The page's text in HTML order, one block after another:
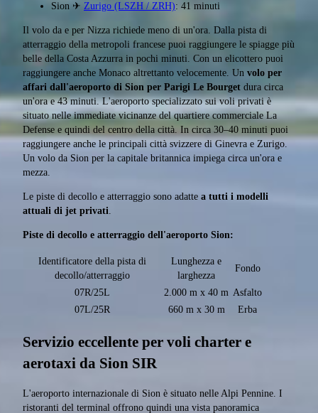
Sion ✈ Zurigo (LSZH / ZRH): 41 minuti
Il volo da e per Nizza richiede meno di un'ora. Dalla pista di
atterraggio della metropoli francese puoi raggiungere le spiagge più
belle della Costa Azzurra in pochi minuti. Con un elicottero puoi
raggiungere anche Monaco altrettanto velocemente. Un volo per
affari dall'aeroporto di Sion per Parigi Le Bourget dura circa
un'ora e 43 minuti. L'aeroporto specializzato sui voli privati è
situato nelle immediate vicinanze del quartiere commerciale La
Defense e quindi del centro della città. In circa 30–40 minuti puoi
raggiungere anche le principali città svizzere di Ginevra e Zurigo.
Un volo da Sion per la capitale britannica impiega circa un'ora e
mezza.
Le piste di decollo e atterraggio sono adatte a tutti i modelli
attuali di jet privati.
Piste di decollo e atterraggio dell'aeroporto Sion:
Identificatore della pista di
decollo/atterraggio
Lunghezza e
larghezza
Fondo
07R/25L 2.000 m x 40 m Asfalto
07L/25R
660 m x 30 m Erba
Servizio eccellente per voli charter e
aerotaxi da Sion SIR
L'aeroporto internazionale di Sion è situato nelle Alpi Pennine. I
ristoranti del terminal offrono quindi una vista panoramica